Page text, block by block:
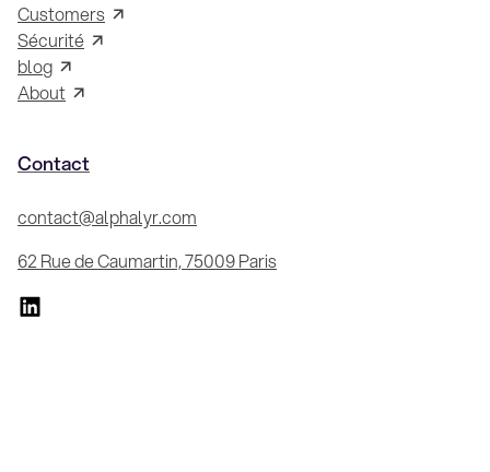
Customers
Sécurité
blog
About
Contact
contact@alphalyr.com
62 Rue de Caumartin, 75009 Paris